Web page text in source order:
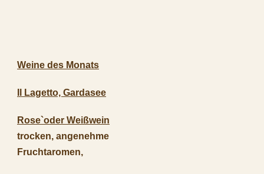
Weine des Monats
Il Lagetto, Gardasee
Rose`oder Weißwein
trocken, angenehme
Fruchtaromen,